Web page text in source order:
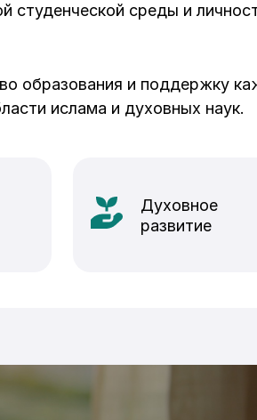
студенческой среды и
образования и поддержку
ислама и духовных наук.
Духовное
развитие